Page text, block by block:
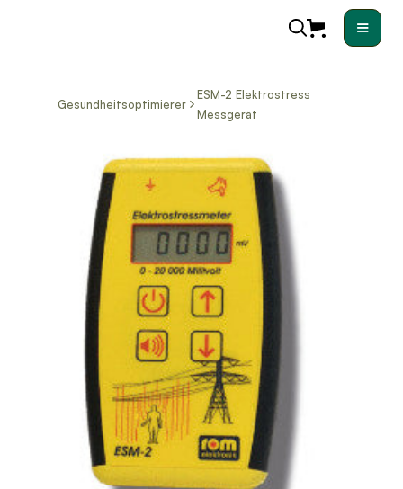
Gesundheitsoptimierer
ESM-2 Elektrostress
Messgerät